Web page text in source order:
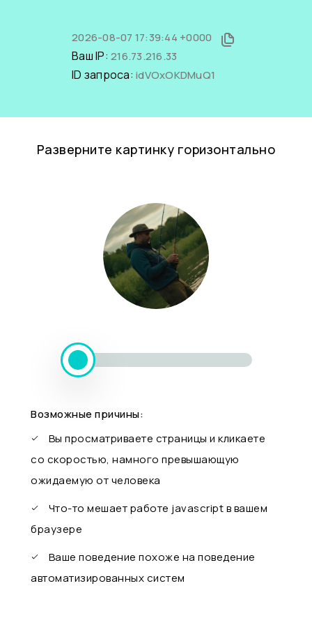
2026-08-07 17:39:44 +0000
Ваш IP: 216.73.216.33
ID запроса: idVOxOKDMuQ1
Разверните картинку горизонтально
Возможные причины:
Вы просматриваете страницы и кликаете
со скоростью, намного превышающую
ожидаемую от человека
Что-то мешает работе javascript в вашем
браузере
Ваше поведение похоже на поведение
автоматизированных систем